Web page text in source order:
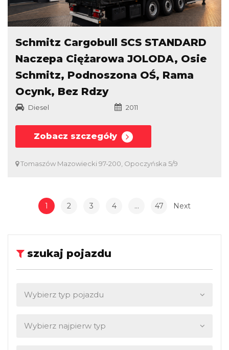
Schmitz Cargobull SCS STANDARD
Naczepa Ciężarowa JOLODA, Osie
Schmitz, Podnoszona OŚ, Rama
Ocynk, Bez Rdzy
Diesel 2011
Zobacz szczegóły
Tomaszów Mazowiecki 97-200, Opoczyńska 5/9
1 2 3 4 … 47 Next
szukaj pojazdu